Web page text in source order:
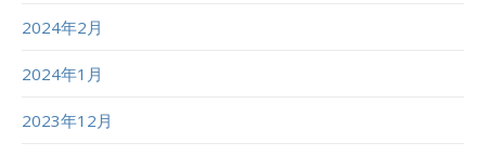
2024年2月
2024年1月
2023年12月